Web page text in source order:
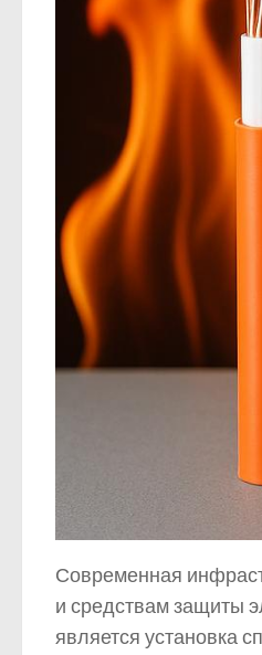
Современная
и средствам защиты
является установка